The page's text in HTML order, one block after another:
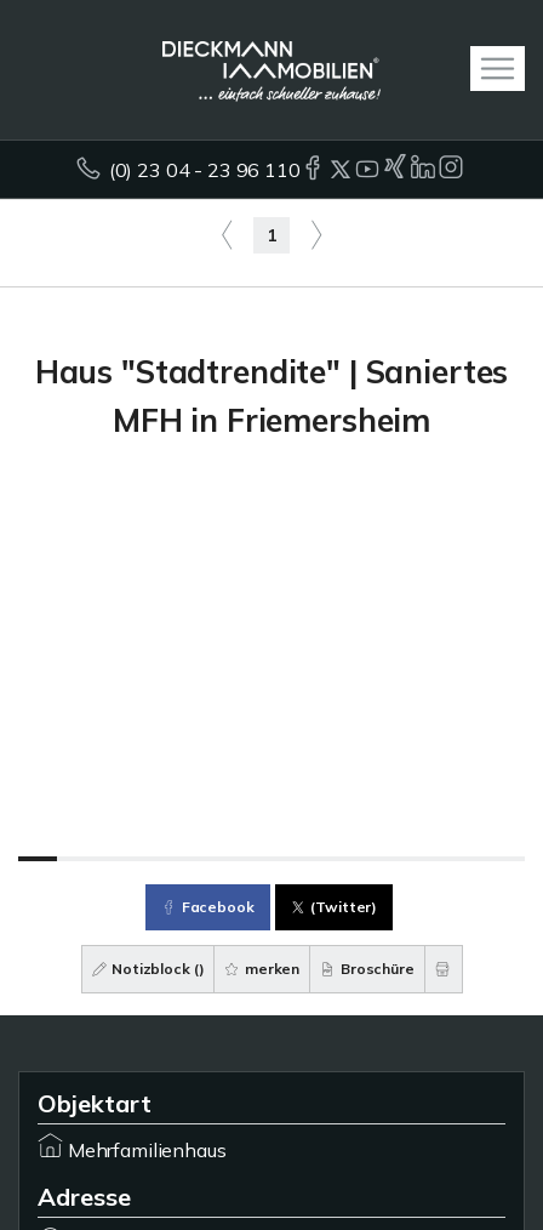
(0) 23 04 - 23 96 110
1
Haus "Stadtrendite" | Saniertes
MFH in Friemersheim
Facebook (Twitter)
Notizblock () merken Broschüre
Objektart
Mehrfamilienhaus
Adresse